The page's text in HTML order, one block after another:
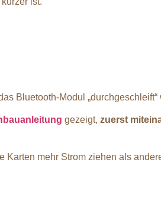
Bluetooth-Modul „durchgeschleift“
gezeigt, zuerst
Karten mehr Strom ziehen als